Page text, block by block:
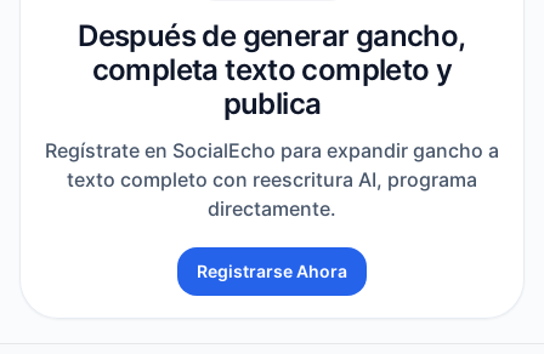
Después de generar gancho,
completa texto completo y
publica
Regístrate en SocialEcho para expandir gancho a
texto completo con reescritura AI, programa
directamente.
Registrarse Ahora